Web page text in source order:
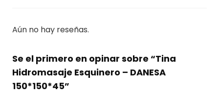
Aún no hay reseñas.
Se el primero en opinar sobre “Tina
Hidromasaje Esquinero – DANESA
150*150*45”